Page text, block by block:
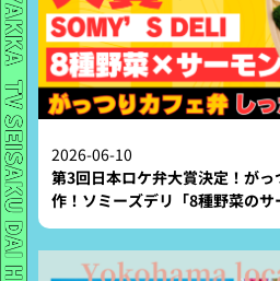
2026-06-10
第3回日本ロケ弁大賞決定！が
作！ソミーズデリ「8種野菜の